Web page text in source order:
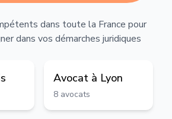
dans toute la France pour
dans vos démarches juridiques
Avocat à Lyon
8 avocats